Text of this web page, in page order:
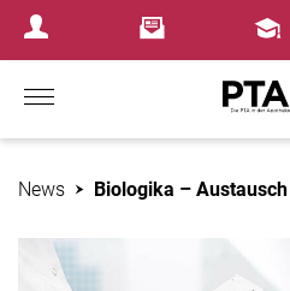
Login MenuNewsletter
News Biologika –